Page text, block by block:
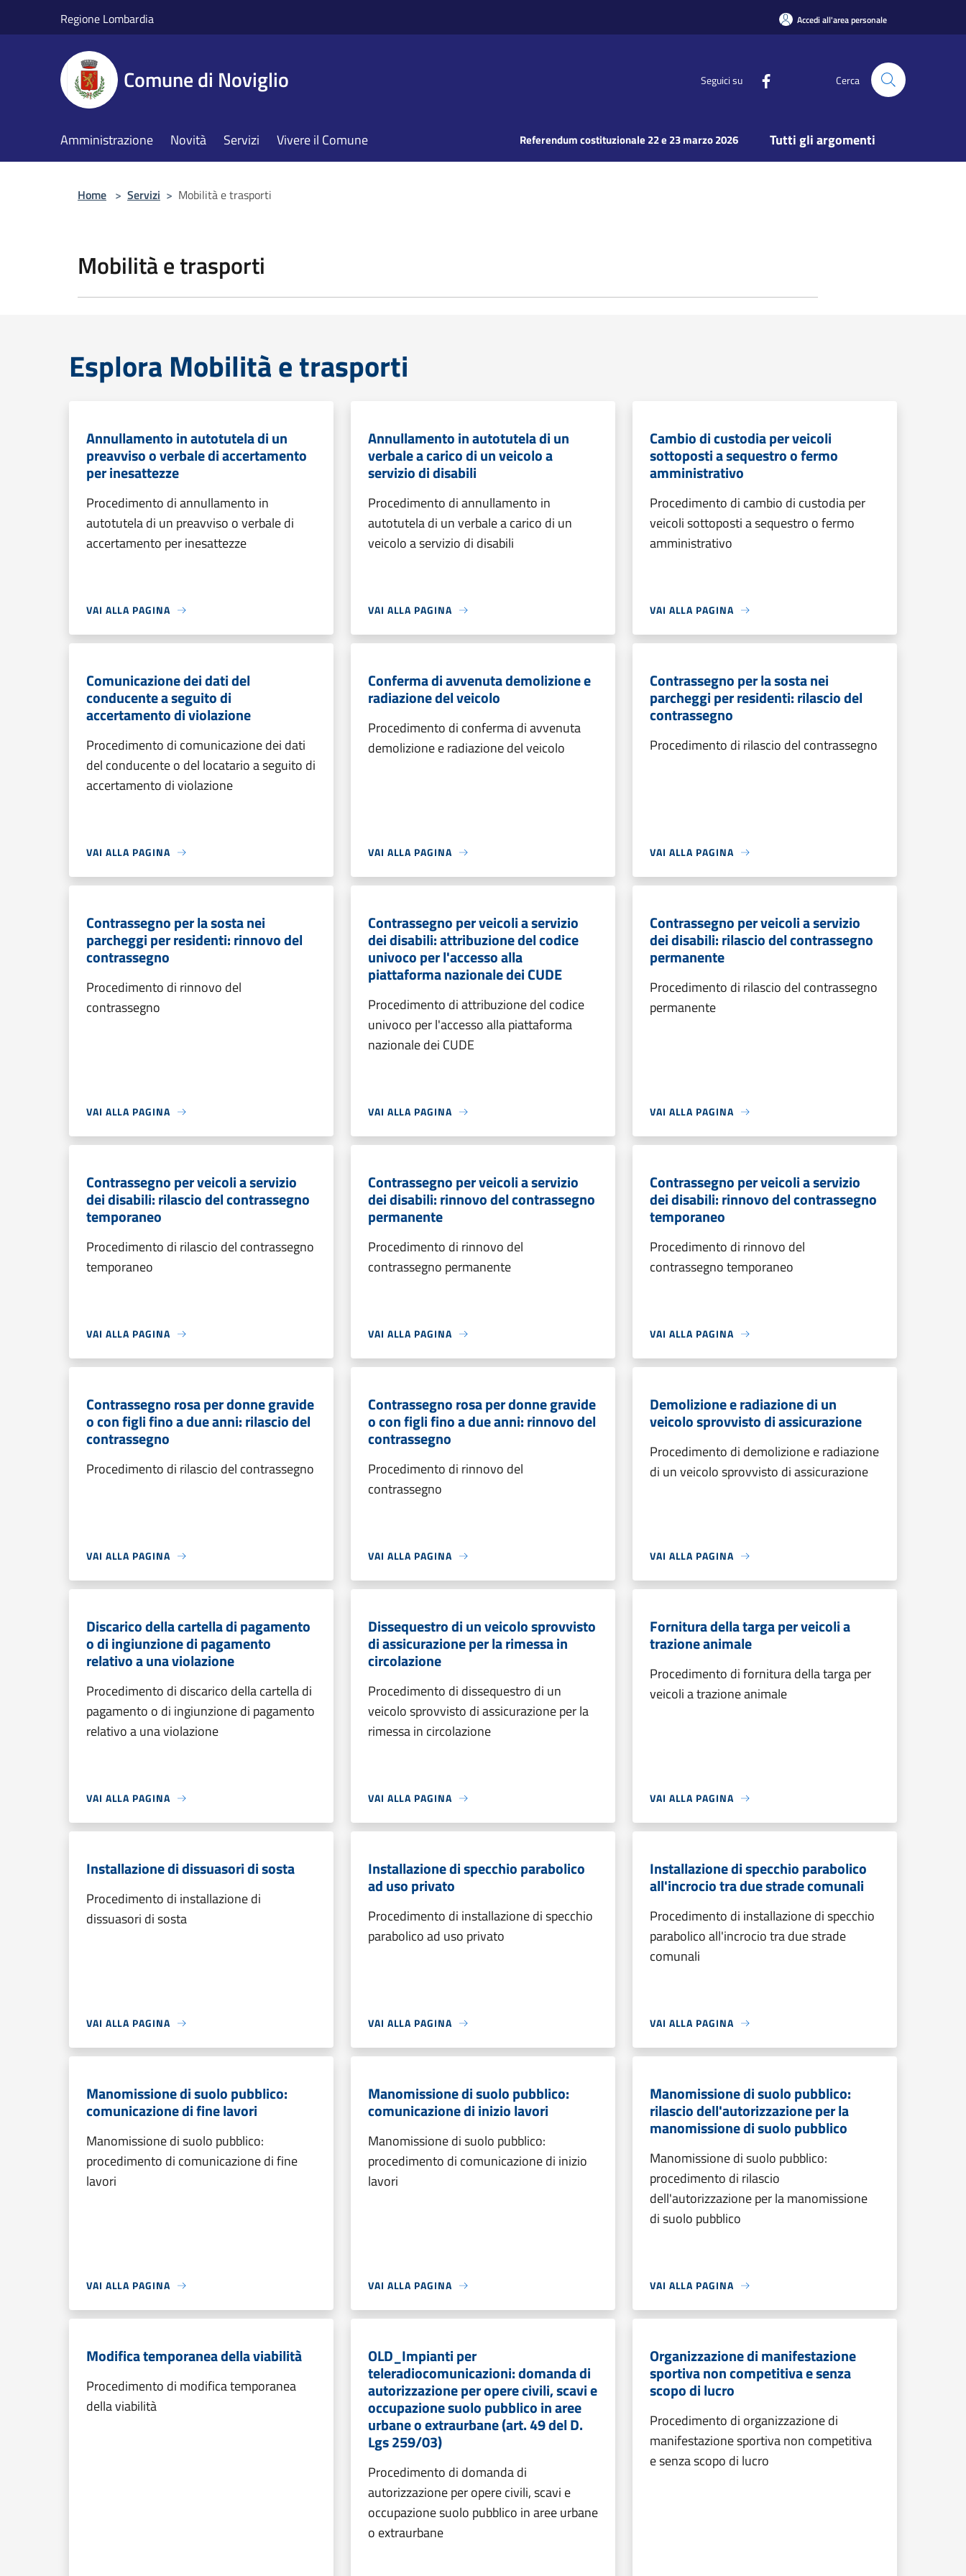
Regione Lombardia Accedi all'area personale
Comune di Noviglio Seguici su Cerca
Amministrazione Novità Servizi Vivere il Comune Referendum costituzionale 22 e 23 marzo 2026 Tutti gli argomenti
Home > Servizi > Mobilità e trasporti
Mobilità e trasporti
Esplora Mobilità e trasporti
Annullamento in autotutela di un
preavviso o verbale di accertamento
per inesattezze
Procedimento di annullamento in
autotutela di un preavviso o verbale di
accertamento per inesattezze
VAI ALLA PAGINA
Annullamento in autotutela di un
verbale a carico di un veicolo a
servizio di disabili
Procedimento di annullamento in
autotutela di un verbale a carico di un
veicolo a servizio di disabili
VAI ALLA PAGINA
Cambio di custodia per veicoli
sottoposti a sequestro o fermo
amministrativo
Procedimento di cambio di custodia per
veicoli sottoposti a sequestro o fermo
amministrativo
VAI ALLA PAGINA
Comunicazione dei dati del
conducente a seguito di
accertamento di violazione
Procedimento di comunicazione dei dati
del conducente o del locatario a seguito di
accertamento di violazione
VAI ALLA PAGINA
Conferma di avvenuta demolizione e
radiazione del veicolo
Procedimento di conferma di avvenuta
demolizione e radiazione del veicolo
VAI ALLA PAGINA
Contrassegno per la sosta nei
parcheggi per residenti: rilascio del
contrassegno
Procedimento di rilascio del contrassegno
VAI ALLA PAGINA
Contrassegno per la sosta nei
parcheggi per residenti: rinnovo del
contrassegno
Procedimento di rinnovo del
contrassegno
VAI ALLA PAGINA
Contrassegno per veicoli a servizio
dei disabili: attribuzione del codice
univoco per l'accesso alla
piattaforma nazionale dei CUDE
Procedimento di attribuzione del codice
univoco per l'accesso alla piattaforma
nazionale dei CUDE
VAI ALLA PAGINA
Contrassegno per veicoli a servizio
dei disabili: rilascio del contrassegno
permanente
Procedimento di rilascio del contrassegno
permanente
VAI ALLA PAGINA
Contrassegno per veicoli a servizio
dei disabili: rilascio del contrassegno
temporaneo
Procedimento di rilascio del contrassegno
temporaneo
VAI ALLA PAGINA
Contrassegno per veicoli a servizio
dei disabili: rinnovo del contrassegno
permanente
Procedimento di rinnovo del
contrassegno permanente
VAI ALLA PAGINA
Contrassegno per veicoli a servizio
dei disabili: rinnovo del contrassegno
temporaneo
Procedimento di rinnovo del
contrassegno temporaneo
VAI ALLA PAGINA
Contrassegno rosa per donne gravide
o con figli fino a due anni: rilascio del
contrassegno
Procedimento di rilascio del contrassegno
VAI ALLA PAGINA
Contrassegno rosa per donne gravide
o con figli fino a due anni: rinnovo del
contrassegno
Procedimento di rinnovo del
contrassegno
VAI ALLA PAGINA
Demolizione e radiazione di un
veicolo sprovvisto di assicurazione
Procedimento di demolizione e radiazione
di un veicolo sprovvisto di assicurazione
VAI ALLA PAGINA
Discarico della cartella di pagamento
o di ingiunzione di pagamento
relativo a una violazione
Procedimento di discarico della cartella di
pagamento o di ingiunzione di pagamento
relativo a una violazione
VAI ALLA PAGINA
Dissequestro di un veicolo sprovvisto
di assicurazione per la rimessa in
circolazione
Procedimento di dissequestro di un
veicolo sprovvisto di assicurazione per la
rimessa in circolazione
VAI ALLA PAGINA
Fornitura della targa per veicoli a
trazione animale
Procedimento di fornitura della targa per
veicoli a trazione animale
VAI ALLA PAGINA
Installazione di dissuasori di sosta
Procedimento di installazione di
dissuasori di sosta
VAI ALLA PAGINA
Installazione di specchio parabolico
ad uso privato
Procedimento di installazione di specchio
parabolico ad uso privato
VAI ALLA PAGINA
Installazione di specchio parabolico
all'incrocio tra due strade comunali
Procedimento di installazione di specchio
parabolico all'incrocio tra due strade
comunali
VAI ALLA PAGINA
Manomissione di suolo pubblico:
comunicazione di fine lavori
Manomissione di suolo pubblico:
procedimento di comunicazione di fine
lavori
VAI ALLA PAGINA
Manomissione di suolo pubblico:
comunicazione di inizio lavori
Manomissione di suolo pubblico:
procedimento di comunicazione di inizio
lavori
VAI ALLA PAGINA
Manomissione di suolo pubblico:
rilascio dell'autorizzazione per la
manomissione di suolo pubblico
Manomissione di suolo pubblico:
procedimento di rilascio
dell'autorizzazione per la manomissione
di suolo pubblico
VAI ALLA PAGINA
Modifica temporanea della viabilità
Procedimento di modifica temporanea
della viabilità
OLD_Impianti per
teleradiocomunicazioni: domanda di
autorizzazione per opere civili, scavi e
occupazione suolo pubblico in aree
urbane o extraurbane (art. 49 del D.
Lgs 259/03)
Procedimento di domanda di
autorizzazione per opere civili, scavi e
occupazione suolo pubblico in aree urbane
o extraurbane
Organizzazione di manifestazione
sportiva non competitiva e senza
scopo di lucro
Procedimento di organizzazione di
manifestazione sportiva non competitiva
e senza scopo di lucro